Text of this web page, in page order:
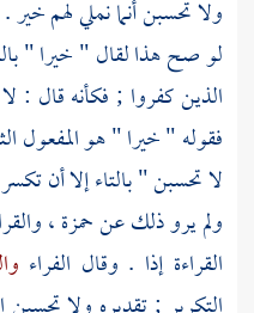
ولا تحسبن أنما نملي لهم
لو صح هذا لقال " خيرا "
الذين كفروا ; فكأنه قال :
فقوله " خيرا " هو المفعول
لا تحسبن " بالتاء إلا أن
ولم يرو ذلك عنحمزة،
القراءة إذا . وقال الفراء